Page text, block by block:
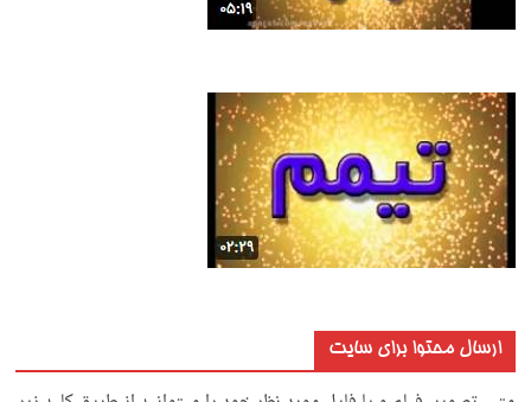
ارسال محتوا برای سایت